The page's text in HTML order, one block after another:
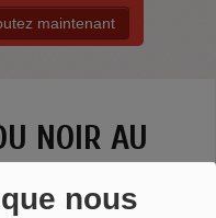
nous
maintenant
NOIR AU